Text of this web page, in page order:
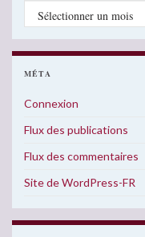
Archives
MÉTA
Connexion
Flux des publications
Flux des commentaires
Site de WordPress-FR